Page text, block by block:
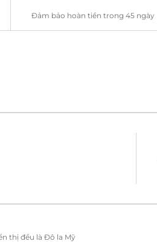
Đảm bảo hoàn tiền trong 45 ngày
thị đều là Đô la Mỹ